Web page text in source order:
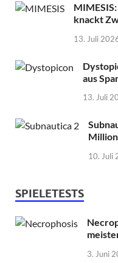
knackt
13. Juli
aus
13. Juli
10. Juli
SPIELETESTS
3. Juni